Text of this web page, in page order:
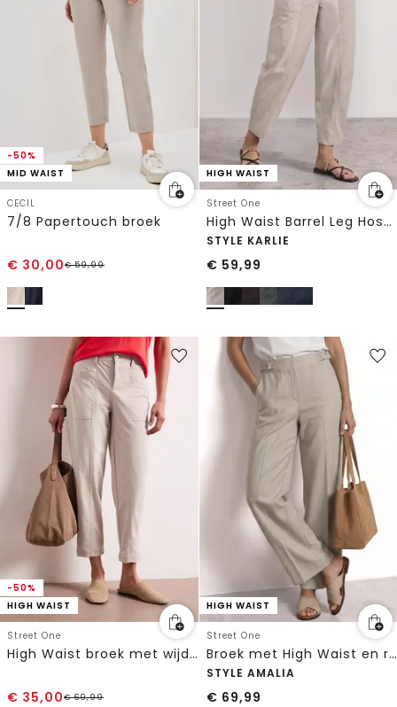
-50%
MID WAIST
CECIL
7/8 Papertouch broek
€ 30,00€59,99
HIGH WAIST
Street One
High Waist Barrel Leg Hose im Casual Fit
STYLE KARLIE
€ 59,99
-50%
HIGH WAIST
Street One
High Waist broek met wijde pijpen in casual pasvorm
€ 35,00€69,99
HIGH WAIST
Street One
Broek met High Waist en rechte pijpen in casual pasvorm
STYLE AMALIA
€ 69,99